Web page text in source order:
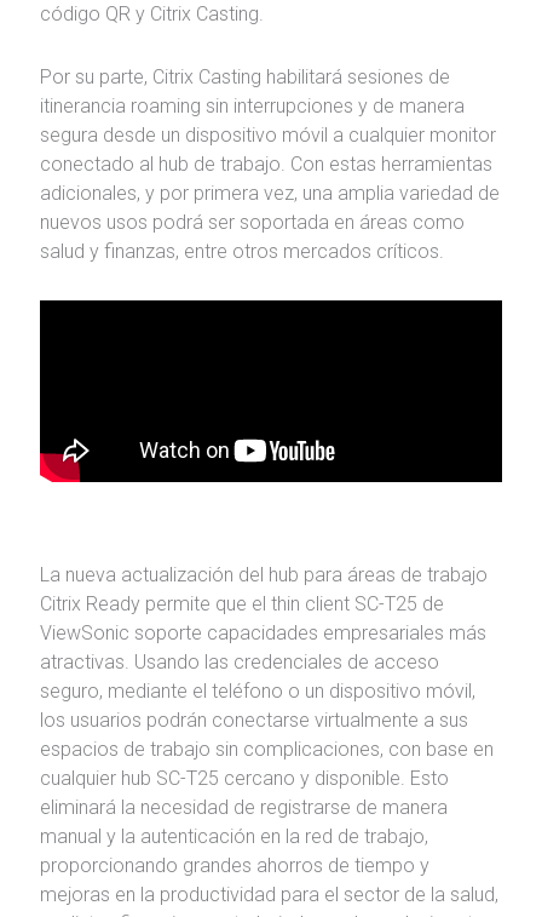
código QR y Citrix Casting.
Por su parte, Citrix Casting habilitará sesiones de
itinerancia roaming sin interrupciones y de manera
segura desde un dispositivo móvil a cualquier monitor
conectado al hub de trabajo. Con estas herramientas
adicionales, y por primera vez, una amplia variedad de
nuevos usos podrá ser soportada en áreas como
salud y finanzas, entre otros mercados críticos.
La nueva actualización del hub para áreas de trabajo
Citrix Ready permite que el thin client SC-T25 de
ViewSonic soporte capacidades empresariales más
atractivas. Usando las credenciales de acceso
seguro, mediante el teléfono o un dispositivo móvil,
los usuarios podrán conectarse virtualmente a sus
espacios de trabajo sin complicaciones, con base en
cualquier hub SC-T25 cercano y disponible. Esto
eliminará la necesidad de registrarse de manera
manual y la autenticación en la red de trabajo,
proporcionando grandes ahorros de tiempo y
mejoras en la productividad para el sector de la salud,